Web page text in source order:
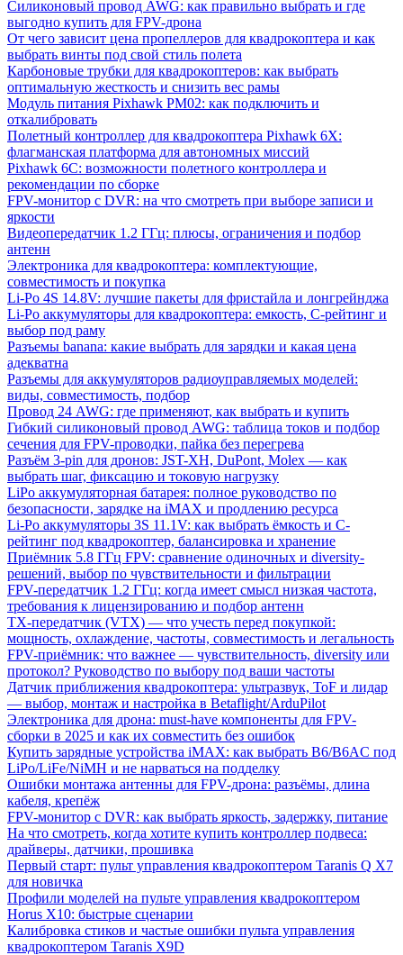
Силиконовый провод AWG: как правильно выбрать и где
выгодно купить для FPV-дрона
От чего зависит цена пропеллеров для квадрокоптера и как
выбрать винты под свой стиль полета
Карбоновые трубки для квадрокоптеров: как выбрать
оптимальную жесткость и снизить вес рамы
Модуль питания Pixhawk PM02: как подключить и
откалибровать
Полетный контроллер для квадрокоптера Pixhawk 6X:
флагманская платформа для автономных миссий
Pixhawk 6C: возможности полетного контроллера и
рекомендации по сборке
FPV-монитор с DVR: на что смотреть при выборе записи и
яркости
Видеопередатчик 1.2 ГГц: плюсы, ограничения и подбор
антенн
Электроника для квадрокоптера: комплектующие,
совместимость и покупка
Li-Po 4S 14.8V: лучшие пакеты для фристайла и лонгрейнджа
Li-Po аккумуляторы для квадрокоптера: емкость, C-рейтинг и
выбор под раму
Разъемы banana: какие выбрать для зарядки и какая цена
адекватна
Разъемы для аккумуляторов радиоуправляемых моделей:
виды, совместимость, подбор
Провод 24 AWG: где применяют, как выбрать и купить
Гибкий силиконовый провод AWG: таблица токов и подбор
сечения для FPV-проводки, пайка без перегрева
Разъём 3-pin для дронов: JST-XH, DuPont, Molex — как
выбрать шаг, фиксацию и токовую нагрузку
LiPo аккумуляторная батарея: полное руководство по
безопасности, зарядке на iMAX и продлению ресурса
Li-Po аккумуляторы 3S 11.1V: как выбрать ёмкость и C-
рейтинг под квадрокоптер, балансировка и хранение
Приёмник 5.8 ГГц FPV: сравнение одиночных и diversity-
решений, выбор по чувствительности и фильтрации
FPV-передатчик 1.2 ГГц: когда имеет смысл низкая частота,
требования к лицензированию и подбор антенн
TX-передатчик (VTX) — что учесть перед покупкой:
мощность, охлаждение, частоты, совместимость и легальность
FPV-приёмник: что важнее — чувствительность, diversity или
протокол? Руководство по выбору под ваши частоты
Датчик приближения квадрокоптера: ультразвук, ToF и лидар
— выбор, монтаж и настройка в Betaflight/ArduPilot
Электроника для дрона: must-have компоненты для FPV-
сборки в 2025 и как их совместить без ошибок
Купить зарядные устройства iMAX: как выбрать B6/B6AC под
LiPo/LiFe/NiMH и не нарваться на подделку
Ошибки монтажа антенны для FPV-дрона: разъёмы, длина
кабеля, крепёж
FPV-монитор с DVR: как выбрать яркость, задержку, питание
На что смотреть, когда хотите купить контроллер подвеса:
драйверы, датчики, прошивка
Первый старт: пульт управления квадрокоптером Taranis Q X7
для новичка
Профили моделей на пульте управления квадрокоптером
Horus X10: быстрые сценарии
Калибровка стиков и частые ошибки пульта управления
квадрокоптером Taranis X9D